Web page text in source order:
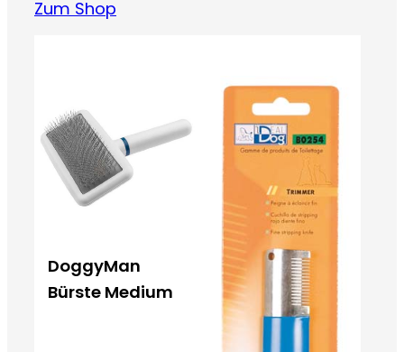
Zum Shop
DoggyMan
Bürste Medium